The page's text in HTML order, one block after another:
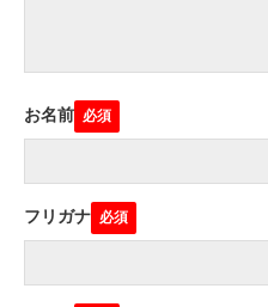
お名前
フリガナ